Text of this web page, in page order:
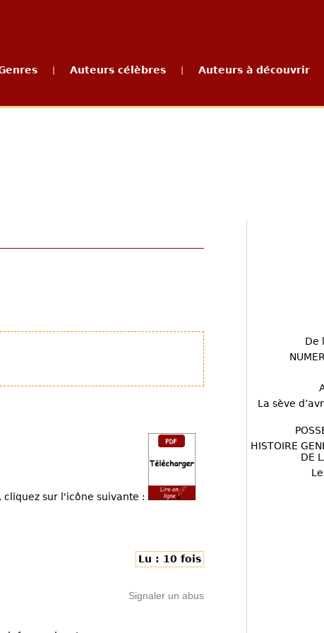
Auteurs célèbres Auteurs à découvrir
sur l'icône suivante :
Lu : 10 fois
Signaler un abus
De
La sève
HISTOIRE
DE